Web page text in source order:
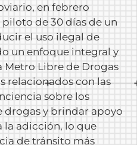
en febrero
de 30 días de un
el uso ilegal de
un enfoque integral y
Metro Libre de Drogas
relacionados con las
sobre los
drogas y brindar apoyo
la adicción, lo que
de tránsito más